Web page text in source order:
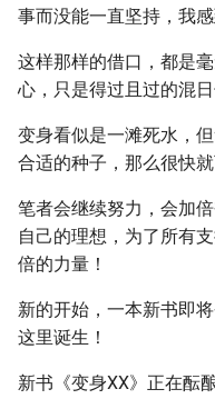
事而没能一直坚持，我感
这样那样的借口，都是
心，只是得过且过的混
变身看似是一滩死水，
合适的种子，那么很快
笔者会继续努力，会加
自己的理想，为了所有
倍的力量！
新的开始，一本新书即
这里诞生！
新书《变身XX》正在酝